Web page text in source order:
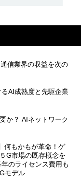
信業界の収益を次の
AI成熟度と先駆企業
か？ AIネットワーク
何もかもが革命！ゲ
G市場の既存概念を
のライセンス費用も
モデル